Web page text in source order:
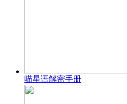
喵星语解密手册